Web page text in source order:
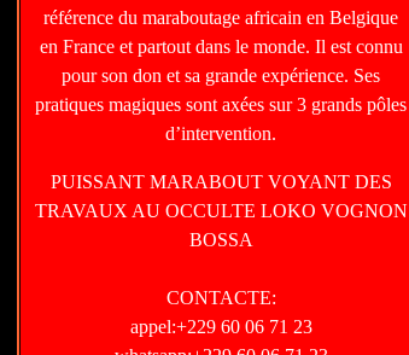
référence du maraboutage africain en Belgique
en France et partout dans le monde. Il est connu
pour son don et sa grande expérience. Ses
pratiques magiques sont axées sur 3 grands pôles
d’intervention.
PUISSANT MARABOUT VOYANT DES
TRAVAUX AU OCCULTE LOKO VOGNON
BOSSA
CONTACTE:
appel:+229 60 06 71 23